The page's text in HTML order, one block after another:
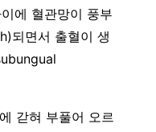
에 혈관망이 풍부
되면서 출혈이 생
갇혀 부풀어 오르